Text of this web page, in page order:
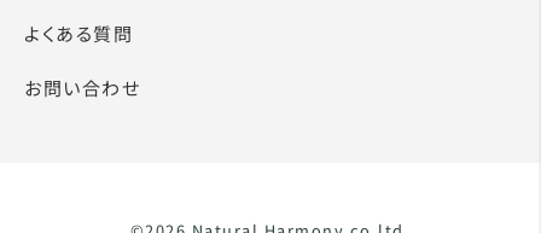
よくある質問
お問い合わせ